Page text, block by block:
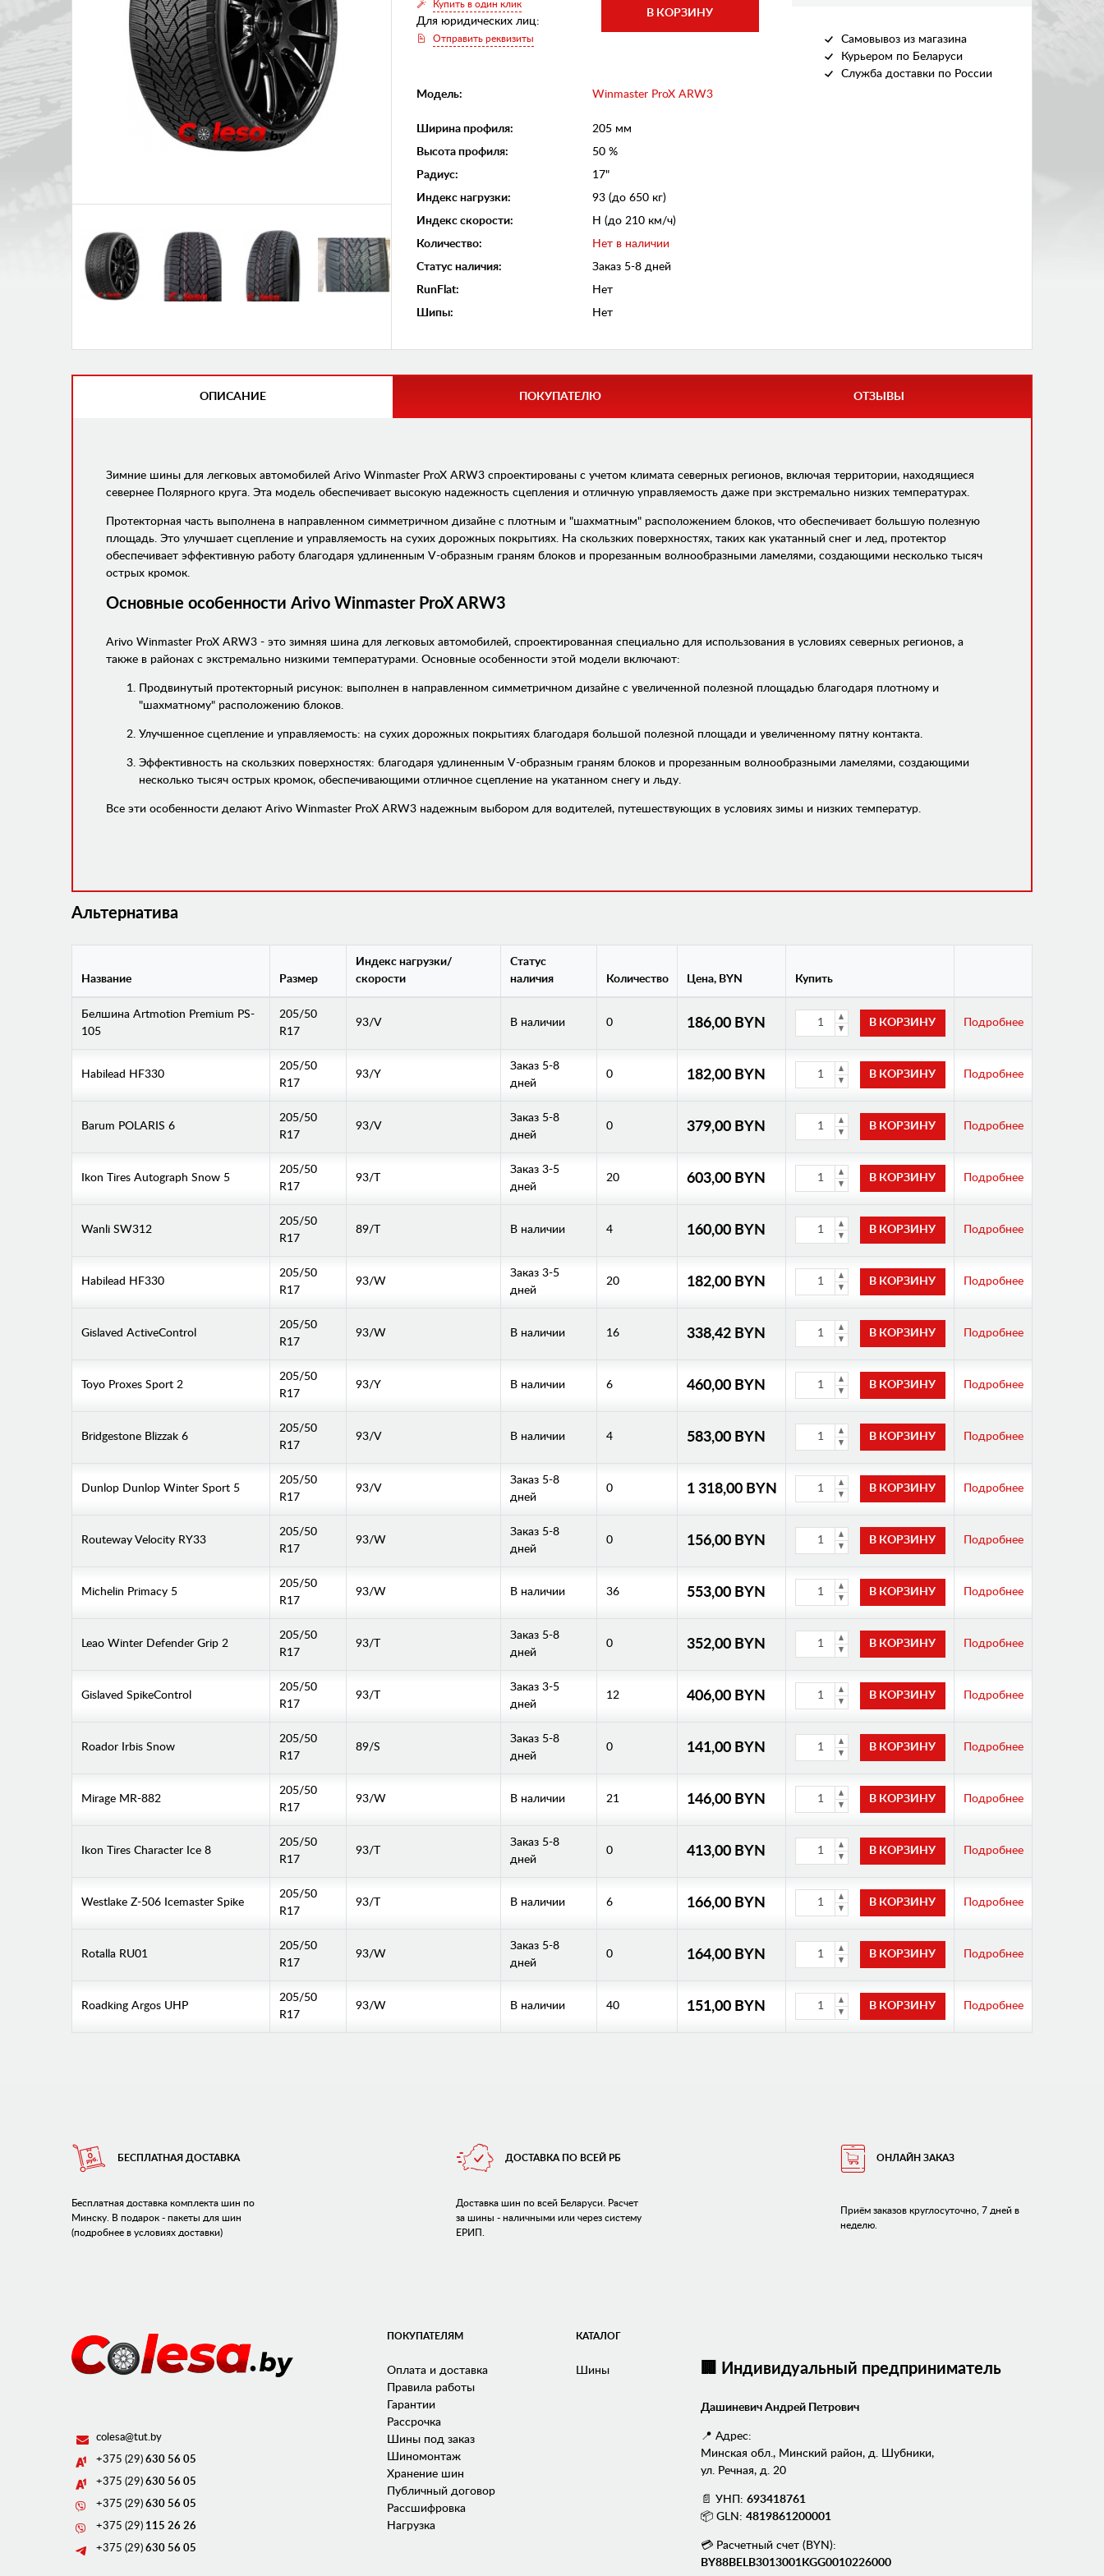
Купить в один клик
Для юридических лиц:
Отправить реквизиты
Модель: Winmaster ProX ARW3
Ширина профиля:
205 мм
Высота профиля:
50 %
Радиус:
17"
Индекс нагрузки:
93 (до 650 кг)
Индекс скорости:
H (до 210 км/ч)
Количество:
Нет в наличии
Статус наличия:
Заказ 5-8 дней
RunFlat:
Нет
Шипы: Нет
Самовывоз из магазина
Курьером по Беларуси
Служба доставки по России
ОПИСАНИЕ ПОКУПАТЕЛЮ ОТЗЫВЫ
Зимние шины для легковых автомобилей Arivo Winmaster ProX ARW3 спроектированы с учетом климата северных регионов, включая территории, находящиеся
севернее Полярного круга. Эта модель обеспечивает высокую надежность сцепления и отличную управляемость даже при экстремально низких температурах.
Протекторная часть выполнена в направленном симметричном дизайне с плотным и "шахматным" расположением блоков, что обеспечивает большую полезную
площадь. Это улучшает сцепление и управляемость на сухих дорожных покрытиях. На скользких поверхностях, таких как укатанный снег и лед, протектор
обеспечивает эффективную работу благодаря удлиненным V-образным граням блоков и прорезанным волнообразными ламелями, создающими несколько тысяч
острых кромок.
Основные особенности Arivo Winmaster ProX ARW3
Arivo Winmaster ProX ARW3 - это зимняя шина для легковых автомобилей, спроектированная специально для использования в условиях северных регионов, а
также в районах с экстремально низкими температурами. Основные особенности этой модели включают:
Продвинутый протекторный рисунок: выполнен в направленном симметричном дизайне с увеличенной полезной площадью благодаря плотному и
"шахматному" расположению блоков.
Улучшенное сцепление и управляемость: на сухих дорожных покрытиях благодаря большой полезной площади и увеличенному пятну контакта.
Эффективность на скользких поверхностях: благодаря удлиненным V-образным граням блоков и прорезанным волнообразными ламелями, создающими
несколько тысяч острых кромок, обеспечивающими отличное сцепление на укатанном снегу и льду.
Все эти особенности делают Arivo Winmaster ProX ARW3 надежным выбором для водителей, путешествующих в условиях зимы и низких температур.
Альтернатива
Название Размер
Индекс нагрузки/
скорости
Статус
наличия
Количество Цена, BYN Купить
Белшина Artmotion Premium PS-
105
205/50
R17
93/V В наличии 0 186,00 BYN Подробнее
Habilead HF330
205/50
R17
93/Y
Заказ 5-8
дней
0 182,00 BYN Подробнее
Barum POLARIS 6
205/50
R17
93/V
Заказ 5-8
дней
0 379,00 BYN Подробнее
Ikon Tires Autograph Snow 5
205/50
R17
93/T
Заказ 3-5
дней
20 603,00 BYN Подробнее
Wanli SW312
205/50
R17
89/T В наличии 4 160,00 BYN Подробнее
Habilead HF330
205/50
R17
93/W
Заказ 3-5
дней
20 182,00 BYN Подробнее
Gislaved ActiveControl
205/50
R17
93/W В наличии 16 338,42 BYN Подробнее
Toyo Proxes Sport 2
205/50
R17
93/Y В наличии 6 460,00 BYN Подробнее
Bridgestone Blizzak 6
205/50
R17
93/V В наличии 4 583,00 BYN Подробнее
Dunlop Dunlop Winter Sport 5
205/50
R17
93/V
Заказ 5-8
дней
0 1 318,00 BYN Подробнее
Routeway Velocity RY33
205/50
R17
93/W
Заказ 5-8
дней
0 156,00 BYN Подробнее
Michelin Primacy 5
205/50
R17
93/W В наличии 36 553,00 BYN Подробнее
Leao Winter Defender Grip 2
205/50
R17
93/T
Заказ 5-8
дней
0 352,00 BYN Подробнее
Gislaved SpikeControl
205/50
R17
93/T
Заказ 3-5
дней
12 406,00 BYN Подробнее
Roador Irbis Snow
205/50
R17
89/S
Заказ 5-8
дней
0 141,00 BYN Подробнее
Mirage MR-882
205/50
R17
93/W В наличии 21 146,00 BYN Подробнее
Ikon Tires Character Ice 8
205/50
R17
93/T
Заказ 5-8
дней
0 413,00 BYN Подробнее
Westlake Z-506 Icemaster Spike
205/50
R17
93/T В наличии 6 166,00 BYN Подробнее
Rotalla RU01
205/50
R17
93/W
Заказ 5-8
дней
0 164,00 BYN Подробнее
Roadking Argos UHP
205/50
R17
93/W В наличии 40 151,00 BYN Подробнее
БЕСПЛАТНАЯ ДОСТАВКА
Бесплатная доставка комплекта шин по
Минску. В подарок - пакеты для шин
(подробнее в условиях доставки)
ДОСТАВКА ПО ВСЕЙ РБ
Доставка шин по всей Беларуси. Расчет
за шины - наличными или через систему
ЕРИП.
ОНЛАЙН ЗАКАЗ
Приём заказов круглосуточно, 7 дней в
неделю.
colesa@tut.by
+375 (29) 630 56 05
+375 (29) 630 56 05
+375 (29) 630 56 05
+375 (29) 115 26 26
+375 (29) 630 56 05
ПОКУПАТЕЛЯМ
Оплата и доставка
Правила работы
Гарантии
Рассрочка
Шины под заказ
Шиномонтаж
Хранение шин
Публичный договор
Рассшифровка
Нагрузка
КАТАЛОГ
Шины 🏢 Индивидуальный предприниматель
Дашиневич Андрей Петрович
📍 Адрес:
Минская обл., Минский район, д. Шубники,
ул. Речная, д. 20
📄 УНП: 693418761
📦 GLN: 4819861200001
💳 Расчетный счет (BYN):
BY88BELB3013001KGG0010226000